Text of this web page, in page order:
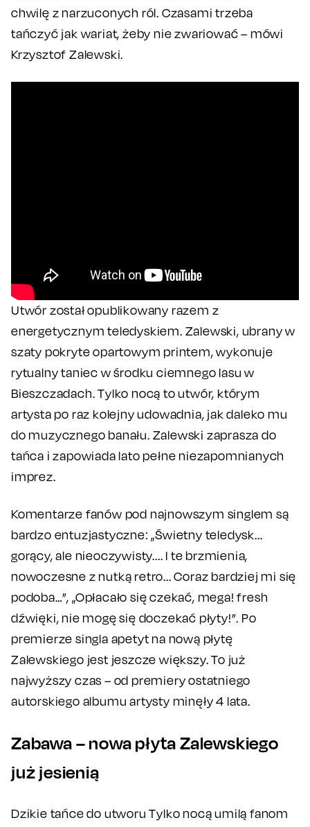
chwilę z narzuconych ról. Czasami trzeba
tańczyć jak wariat, żeby nie zwariować – mówi
Krzysztof Zalewski.
Utwór został opublikowany razem z
energetycznym teledyskiem. Zalewski, ubrany w
szaty pokryte opartowym printem, wykonuje
rytualny taniec w środku ciemnego lasu w
Bieszczadach. Tylko nocą to utwór, którym
artysta po raz kolejny udowadnia, jak daleko mu
do muzycznego banału. Zalewski zaprasza do
tańca i zapowiada lato pełne niezapomnianych
imprez.
Komentarze fanów pod najnowszym singlem są
bardzo entuzjastyczne: „Świetny teledysk...
gorący, ale nieoczywisty.... I te brzmienia,
nowoczesne z nutką retro... Coraz bardziej mi się
podoba…”, „Opłacało się czekać, mega! fresh
dźwięki, nie mogę się doczekać płyty!”. Po
premierze singla apetyt na nową płytę
Zalewskiego jest jeszcze większy. To już
najwyższy czas – od premiery ostatniego
autorskiego albumu artysty minęły 4 lata.
Zabawa – nowa płyta Zalewskiego
już jesienią
Dzikie tańce do utworu Tylko nocą umilą fanom